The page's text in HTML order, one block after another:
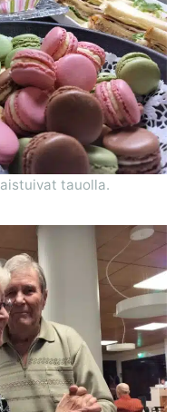
tauolla.